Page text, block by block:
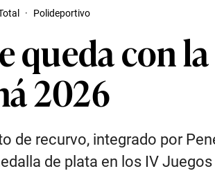
· Polideportivo
queda con
2026
de recurvo, integrado por
de plata en los IV